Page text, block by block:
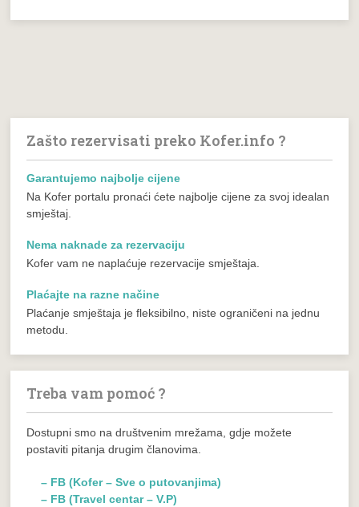
Zašto rezervisati preko Kofer.info ?
Garantujemo najbolje cijene
Na Kofer portalu pronaći ćete najbolje cijene za svoj idealan
smještaj.
Nema naknade za rezervaciju
Kofer vam ne naplaćuje rezervacije smještaja.
Plaćajte na razne načine
Plaćanje smještaja je fleksibilno, niste ograničeni na jednu
metodu.
Treba vam pomoć ?
Dostupni smo na društvenim mrežama, gdje možete
postaviti pitanja drugim članovima.
– FB (Kofer – Sve o putovanjima)
– FB (Travel centar – V.P)